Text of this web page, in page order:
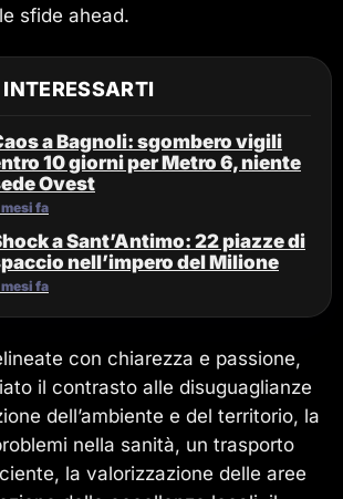
sfide ahead.
INTERESSARTI
a Bagnoli: sgombero vigili
10 giorni per Metro 6, niente
Ovest
fa
a Sant’Antimo: 22 piazze di
nell’impero del Milione
fa
con chiarezza e passione,
il contrasto alle disuguaglianze
dell’ambiente e del territorio, la
nella sanità, un trasporto
la valorizzazione delle aree